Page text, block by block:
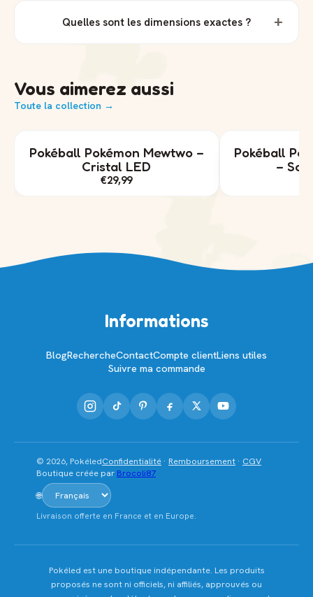
Quelles sont les dimensions exactes ? +
Vous aimerez aussi
Toute la collection →
Pokéball Pokémon Mewtwo –
Cristal LED
€29,99
Pokéball
–
Informations
BlogRechercheContactCompte clientLiens utiles
Suivre ma commande
© 2026, PokéledConfidentialité · Remboursement · CGV
Boutique créée par Brocoli87
🌐
Livraison offerte en France et en Europe.
Pokéled est une boutique indépendante. Les produits
proposés ne sont ni officiels, ni affiliés, approuvés ou